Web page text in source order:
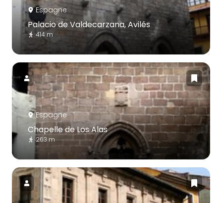
Espagne
Palacio de Valdecarzana, Avilés
414 m
Espagne
Chapelle de Los Alas
263 m